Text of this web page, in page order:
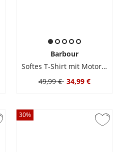
Barbour
Softes T-Shirt mit Motorad-Motiv
49,99 € 34,99 €
30%